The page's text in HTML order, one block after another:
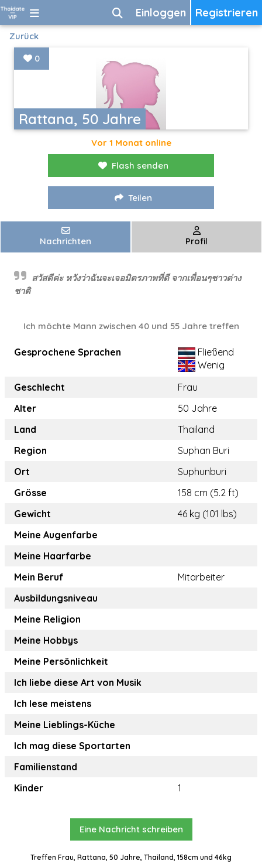
Registrieren
Einloggen
Zurück
Rattana, 50 Jahre
0
Vor 1 Monat online
Flash senden
Teilen
Nachrichten Profil
สวัสดีค่ะ หวังว่าฉันจะเจอมิตรภาพที่ดี จากเพื่อนๆชาวต่าง
ชาติ
Ich möchte Mann zwischen 40 und 55 Jahre treffen
Gesprochene Sprachen
Fließend
Wenig
Geschlecht
Frau
Alter
50 Jahre
Land
Thailand
Region
Suphan Buri
Ort
Suphunburi
Grösse
158 cm (5.2 ft)
Gewicht
46 kg (101 lbs)
Meine Augenfarbe
Meine Haarfarbe
Mein Beruf
Mitarbeiter
Ausbildungsniveau
Meine Religion
Meine Hobbys
Meine Persönlichkeit
Ich liebe diese Art von Musik
Ich lese meistens
Meine Lieblings-Küche
Ich mag diese Sportarten
Familienstand
Kinder
1
Eine Nachricht schreiben
Treffen Frau, Rattana, 50 Jahre, Thailand, 158cm und 46kg